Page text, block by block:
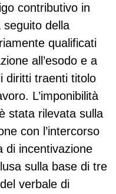
contributivo in
della
qualificati
all’esodo e a
diritti traenti titolo
L’imponibilità
stata rilevata sulla
con l’intercorso
di incentivazione
sulla base di tre
verbale di